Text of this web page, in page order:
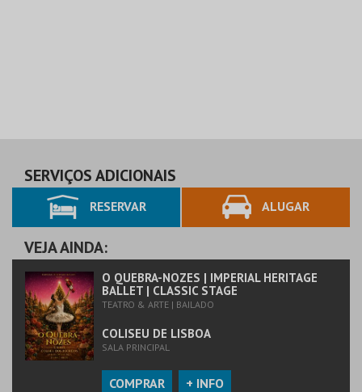
SERVIÇOS ADICIONAIS
RESERVAR ALUGAR
VEJA AINDA:
O QUEBRA-NOZES | IMPERIAL HERITAGE
BALLET | CLASSIC STAGE
TEATRO & ARTE | BAILADO
COLISEU DE LISBOA
SALA PRINCIPAL
COMPRAR + INFO